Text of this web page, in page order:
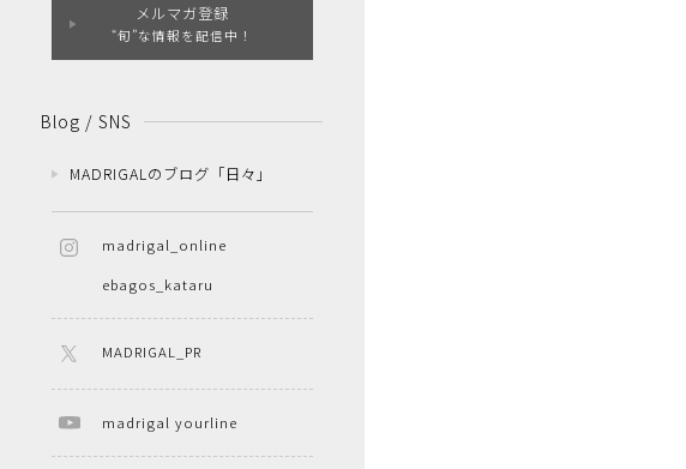
メルマガ登録
“旬”な情報を配信中！
Blog / SNS
MADRIGALのブログ「日々」
madrigal_online
ebagos_kataru
MADRIGAL_PR
madrigal yourline